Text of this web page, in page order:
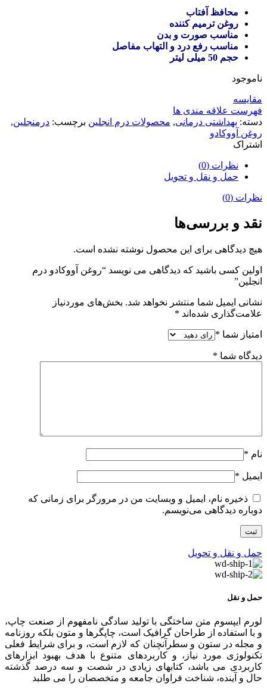
محافظ آفتاب
روغن ترمیم کننده
مناسب صورت و بدن
مناسب رفع درد و التهاب مفاصل
حجم 50 میلی لیتر
ناموجود
مقایسه
فهرست علاقه مندی ها
دسته: بهداشتی درمانی, محصولات درم انجلین برچسب: درمنجلین,
روغن آووکادو
اشتراک
نظرات (0)
حمل و نقل و تحویل
نظرات (0)
نقد و بررسی‌ها
هیچ دیدگاهی برای این محصول نوشته نشده است.
اولین کسی باشید که دیدگاهی می نویسد “روغن آووکادو درم
انجلین”
نشانی ایمیل شما منتشر نخواهد شد. بخش‌های موردنیاز
علامت‌گذاری شده‌اند *
امتیاز شما *
دیدگاه شما *
نام *
ایمیل *
ذخیره نام، ایمیل و وبسایت من در مرورگر برای زمانی که
دوباره دیدگاهی می‌نویسم.
حمل و نقل و تحویل
حمل و نقل
لورم ایپسوم متن ساختگی با تولید سادگی نامفهوم از صنعت چاپ،
و با استفاده از طراحان گرافیک است، چاپگرها و متون بلکه روزنامه
و مجله در ستون و سطرآنچنان که لازم است، و برای شرایط فعلی
تکنولوژی مورد نیاز، و کاربردهای متنوع با هدف بهبود ابزارهای
کاربردی می باشد، کتابهای زیادی در شصت و سه درصد گذشته
حال و آینده، شناخت فراوان جامعه و متخصصان را می طلبد